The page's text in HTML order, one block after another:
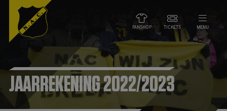
FANSHOP TICKETS MENU
NIEUWS
TEAMS
JAARREKENING 2022/2023